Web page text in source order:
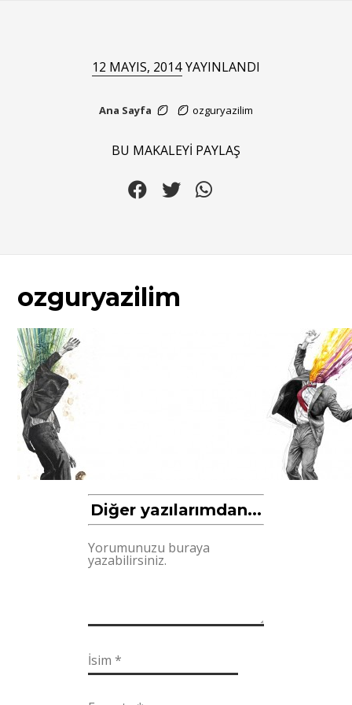
12 MAYIS, 2014YAYINLANDI
Ana Sayfa ozguryazilim
BU MAKALEYİ PAYLAŞ
ozguryazilim
Diğer yazılarımdan...